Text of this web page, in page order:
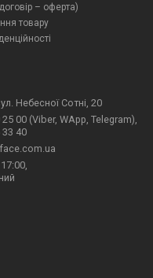
– оферта)
товару
Небесної Сотні, 20
00 (Viber, WApp, Telegram),
33 40